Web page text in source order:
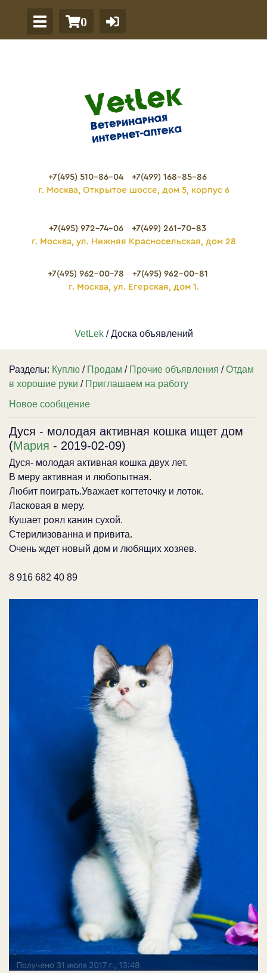
0
+7(495) 510-86-04
+7(499) 168-85-86
г. Москва, Открытое шоссе, дом 5, корпус 6
+7(495) 972-74-06
+7(499) 261-70-83
г. Москва, ул. Нижняя Красносельская, дом 28
+7(495) 962-00-78
+7(495) 962-00-81
г. Москва, ул. Егерская, дом 1.
VetLek/ Доска объявлений
Разделы: Куплю / Продам / Прочие объявления /Отдам
в хорошие руки / Приглашаем на работу
Новое сообщение
Дуся - молодая активная кошка ищет дом
(Мария - 2019-02-09)
Дуся- молодая активная кошка двух лет.
В меру активная и любопытная.
Любит поиграть.Уважает когтеточку и лоток.
Ласковая в меру.
Кушает роял канин сухой.
Стерилизованна и привита.
Очень ждет новый дом и любящих хозяев.
8 916 682 40 89